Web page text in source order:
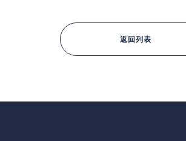
返回列表